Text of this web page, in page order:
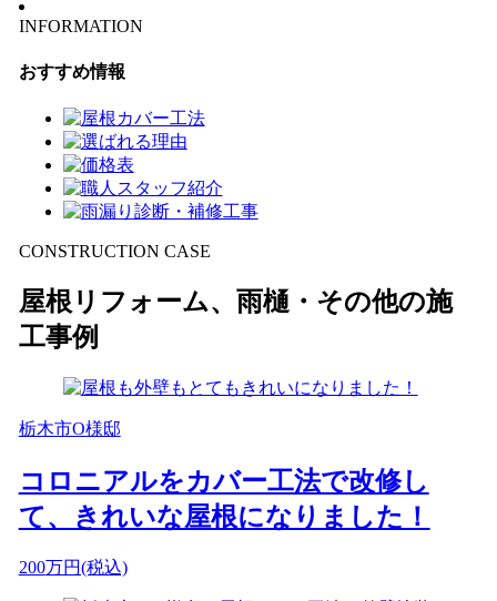
INFORMATION
おすすめ情報
CONSTRUCTION CASE
屋根リフォーム、雨樋・その他の施
工事例
栃木市O様邸
コロニアルをカバー工法で改修し
て、きれいな屋根になりました！
200万円(税込)